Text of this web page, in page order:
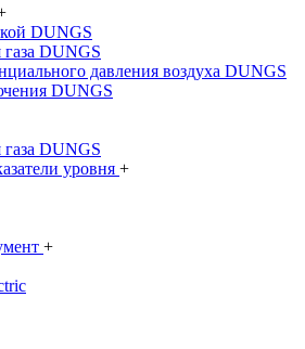
DUNGS
газа DUNGS
давления воздуха DUNGS
DUNGS
газа DUNGS
уровня +
+